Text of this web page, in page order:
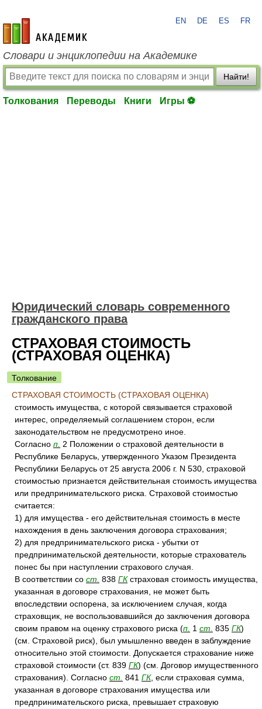
academic.ru
EN DE ES FR
Словари и энциклопедии на Академике
Найти!
Толкования Переводы Книги Игры ⚽
Юридический словарь современного
гражданского права
СТРАХОВАЯ СТОИМОСТЬ
(СТРАХОВАЯ ОЦЕНКА)
Толкование
СТРАХОВАЯ СТОИМОСТЬ (СТРАХОВАЯ ОЦЕНКА)
стоимость имущества, с которой связывается страховой
интерес, определяемый соглашением сторон, если
законодательством не предусмотрено иное.
Согласно п. 2 Положении о страховой деятельности в
Республике Беларусь, утвержденного Указом Президента
Республики Беларусь от 25 августа 2006 г. N 530, страховой
стоимостью признается действительная стоимость имущества
или предпринимательского риска. Страховой стоимостью
считается:
1) для имущества - его действительная стоимость в месте
нахождения в день заключения договора страхования;
2) для предпринимательского риска - убытки от
предпринимательской деятельности, которые страхователь
понес бы при наступлении страхового случая.
В соответствии со ст. 838 ГКстраховая стоимость имущества,
указанная в договоре страхования, не может быть
впоследствии оспорена, за исключением случая, когда
страховщик, не воспользовавшийся до заключения договора
своим правом на оценку страхового риска (п. 1 ст. 835 ГК)
(см. Страховой риск), был умышленно введен в заблуждение
относительно этой стоимости. Допускается страхование ниже
страховой стоимости (ст. 839 ГК) (см. Договор имущественного
страхования). Согласно ст. 841 ГК, если страховая сумма,
указанная в договоре страхования имущества или
предпринимательского риска, превышает страховую